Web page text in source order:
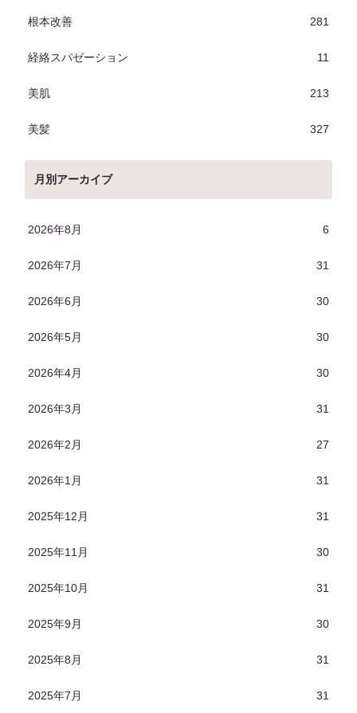
根本改善 281
経絡スパゼーション 11
美肌 213
美髪 327
月別アーカイブ
2026年8月 6
2026年7月 31
2026年6月 30
2026年5月 30
2026年4月 30
2026年3月 31
2026年2月 27
2026年1月 31
2025年12月 31
2025年11月 30
2025年10月 31
2025年9月 30
2025年8月 31
2025年7月 31